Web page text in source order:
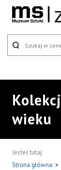
wieku
Jesteś tutaj:
Strona główna >